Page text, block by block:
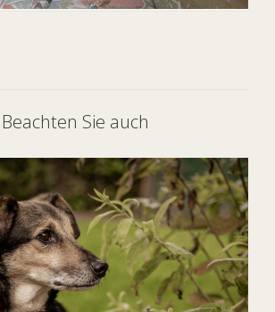
Beachten Sie auch